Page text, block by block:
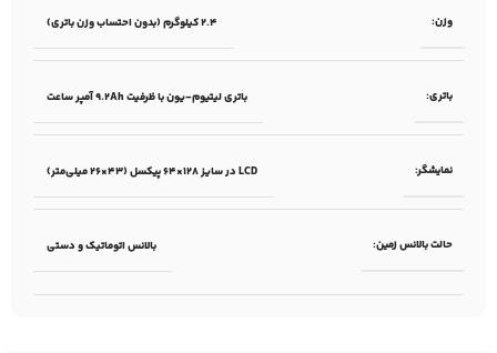
وزن:
باتری: باتری‌ لیتیوم-یون با ظرفیت 9.2Ah آمپر ساعت
نمایشگر:
حالت بالانس زمین: بالانس اتوماتیک و دستی